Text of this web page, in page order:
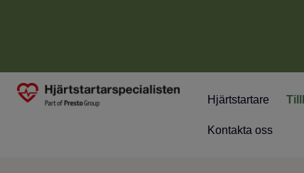
Hjärtstartare
Kontakta oss